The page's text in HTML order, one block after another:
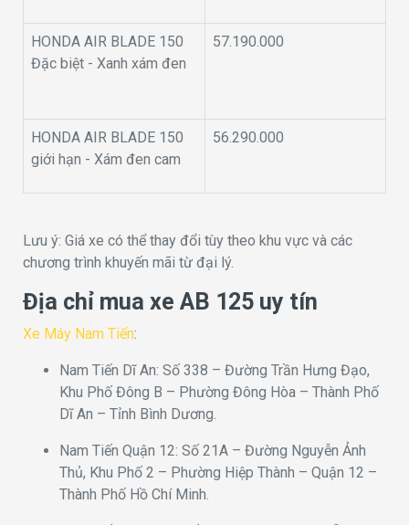
HONDA AIR BLADE 150
Đặc biệt - Xanh xám đen
57.190.000
HONDA AIR BLADE 150
giới hạn - Xám đen cam
56.290.000
Lưu ý: Giá xe có thể thay đổi tùy theo khu vực và các
chương trình khuyến mãi từ đại lý.
Địa chỉ mua xe AB 125 uy tín
Xe Máy Nam Tiến:
Nam Tiến Dĩ An: Số 338 – Đường Trần Hưng Đạo,
Khu Phố Đông B – Phường Đông Hòa – Thành Phố
Dĩ An – Tỉnh Bình Dương.
Nam Tiến Quận 12: Số 21A – Đường Nguyễn Ảnh
Thủ, Khu Phố 2 – Phường Hiệp Thành – Quận 12 –
Thành Phố Hồ Chí Minh.